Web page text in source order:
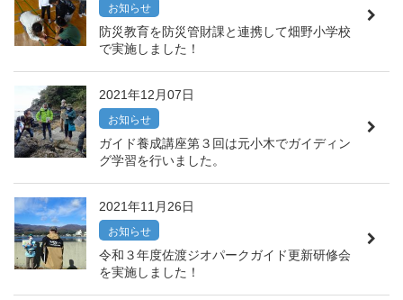
お知らせ
防災教育を防災管財課と連携して畑野小学校
で実施しました！
2021年12月07日
お知らせ
ガイド養成講座第３回は元小木でガイディン
グ学習を行いました。
2021年11月26日
お知らせ
令和３年度佐渡ジオパークガイド更新研修会
を実施しました！